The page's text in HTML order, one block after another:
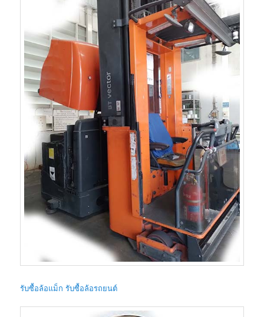
รับซื้อล้อแม็ก รับซื้อล้อรถยนต์